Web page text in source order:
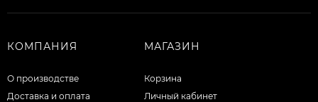
КОМПАНИЯ
О производстве
Доставка и оплата
МАГАЗИН
Корзина
Личный кабинет